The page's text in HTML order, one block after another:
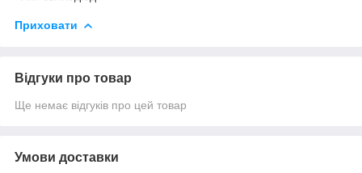
Приховати
Відгуки про товар
Ще немає відгуків про цей товар
Умови доставки